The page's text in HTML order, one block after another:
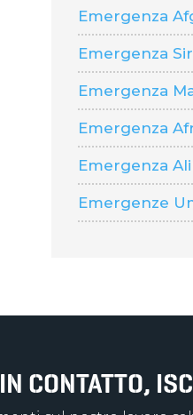
Emergenza
Emergenza
Emergenza
Emergenza
Emergenza
Emergenze
CONTATTO,